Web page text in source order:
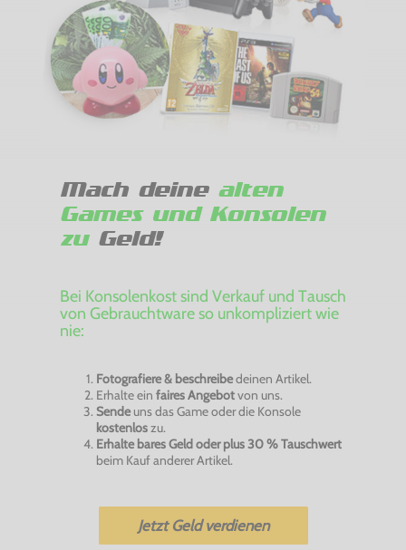
Mach deine alten
Games und Konsolen
zuGeld!
Bei Konsolenkost sind Verkauf und Tausch
von Gebrauchtware so unkompliziert wie
nie:
Fotografiere & beschreibedeinen Artikel.
Erhalte ein faires Angebotvon uns.
Sendeuns das Game oder die Konsole
kostenloszu.
Erhalte bares Geld oder plus 30 % Tauschwert
beim Kauf anderer Artikel.
Jetzt Geld verdienen